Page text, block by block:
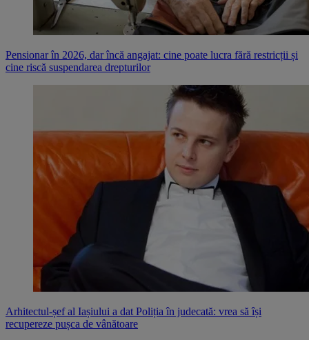
Pensionar în 2026, dar încă angajat: cine poate lucra fără restricții și
cine riscă suspendarea drepturilor
Arhitectul-șef al Iașiului a dat Poliția în judecată: vrea să își
recupereze pușca de vânătoare